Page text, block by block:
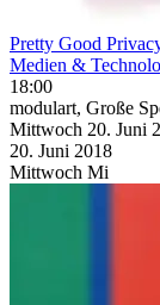
Pretty Good
Medien &
18:00
modulart, Große
Mittwoch 20. Juni
20. Juni 2018
Mittwoch Mi